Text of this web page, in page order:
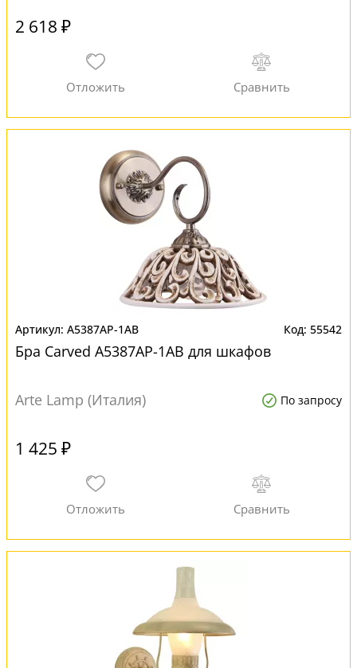
2 618 ₽
A5387AP-1AB 55542
Бра Carved A5387AP-1AB для шкафов
Arte Lamp (Италия) По запросу
1 425 ₽